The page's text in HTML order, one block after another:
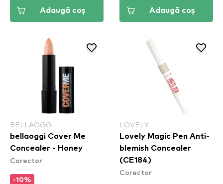
Adaugă coș Adaugă coș
BELLAOGGI
bellaoggi Cover Me
Concealer - Honey
Corector
-10%
LOVELY
Lovely Magic Pen Anti-
blemish Concealer
(CE184)
Corector